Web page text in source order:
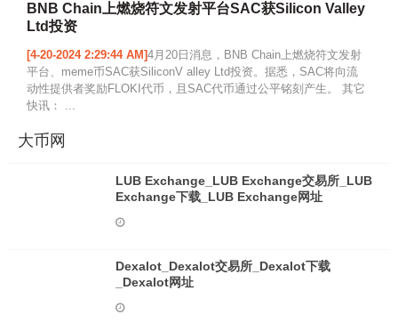
BNB Chain上燃烧符文发射平台SAC获Silicon Valley
Ltd投资
[4-20-2024 2:29:44 AM]4月20日消息，BNB Chain上燃烧符文发射
平台、meme币SAC获SiliconV alley Ltd投资。据悉，SAC将向流
动性提供者奖励FLOKI代币，且SAC代币通过公平铭刻产生。 其它
快讯： ...
大币网
LUB Exchange_LUB Exchange交易所_LUB
Exchange下载_LUB Exchange网址
Dexalot_Dexalot交易所_Dexalot下载
_Dexalot网址